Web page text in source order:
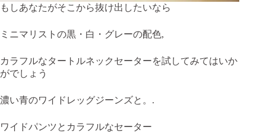
もしあなたがそこから抜け出したいなら
ミニマリストの黒・白・グレーの配色,
カラフルなタートルネックセーターを試してみてはいか
がでしょう
濃い青のワイドレッグジーンズと。.
ワイドパンツとカラフルなセーター